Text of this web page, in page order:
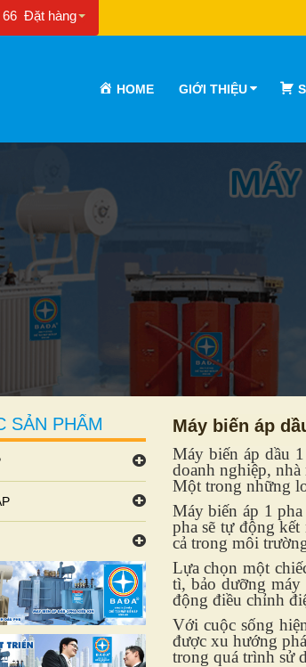
66 Đặt hàng
HOME GIỚI THIỆU
SẢN PHẨM Máy biến áp
Máy biến áp dầu
doanh nghiệp,
Một trong những
Máy biến áp 1
pha sẽ tự động
cả trong môi
Lựa chọn một
tì, bảo dưỡng
động điều chỉnh
Với cuộc sống
được xu hướng
trong quá trình sử